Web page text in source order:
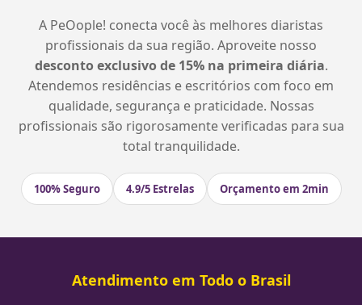
A PeOople! conecta você às melhores diaristas
profissionais da sua região. Aproveite nosso
desconto exclusivo de 15% na primeira diária.
Atendemos residências e escritórios com foco em
qualidade, segurança e praticidade. Nossas
profissionais são rigorosamente verificadas para sua
total tranquilidade.
100% Seguro 4.9/5 Estrelas Orçamento em 2min
Atendimento em Todo o Brasil